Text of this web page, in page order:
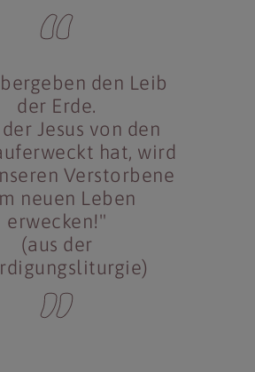
den Leib
der Erde.
Jesus von den
hat, wird
Verstorbene
neuen Leben
erwecken!"
(aus der